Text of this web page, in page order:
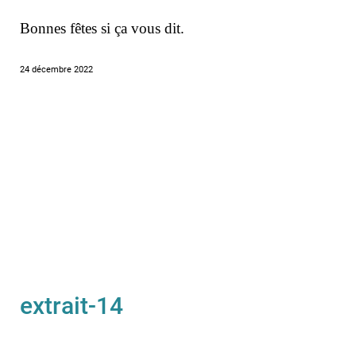
Bonnes fêtes si ça vous dit.
24 décembre 2022
extrait-14